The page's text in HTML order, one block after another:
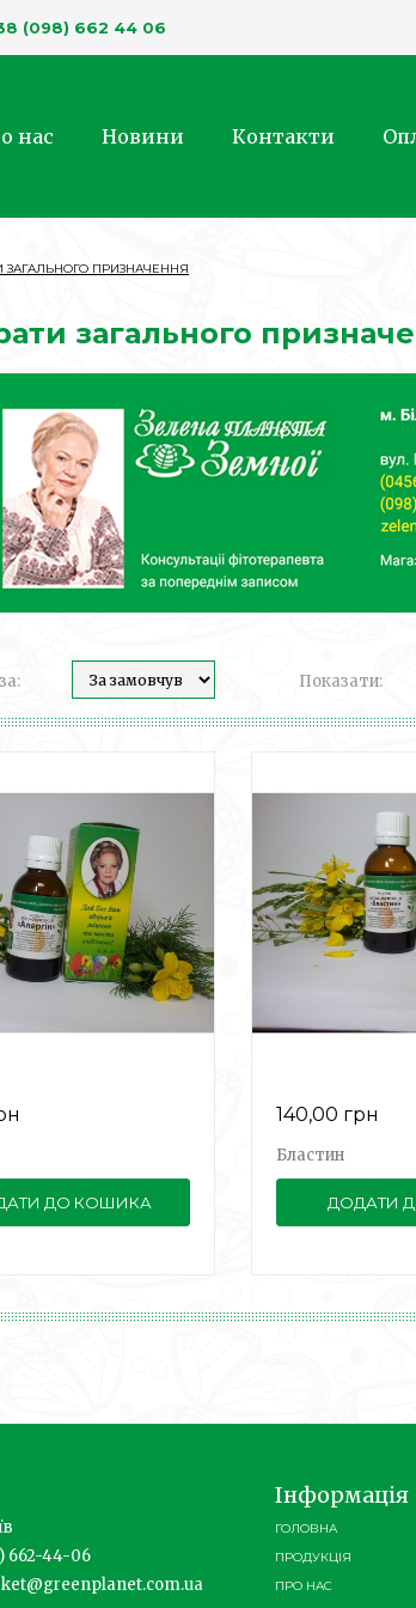
(098) 662 44 06
нас Новини Контакти
ЗАГАЛЬНОГО ПРИЗНАЧЕННЯ
загального
Показати:
ДО КОШИКА
140,00 грн
Бластин
ДОДАТИ
662-44-06
Інформація
ГОЛОВНА
ПРОДУКЦІЯ
ПРО НАС